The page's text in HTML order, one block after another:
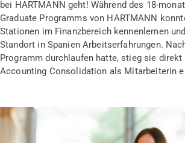
bei HARTMANN geht! Während des 18-
Graduate Programms von HARTMANN
Stationen im Finanzbereich kennenlernen
Standort in Spanien Arbeitserfahrungen.
Programm durchlaufen hatte, stieg sie direkt
Accounting Consolidation als Mitarbeiterin